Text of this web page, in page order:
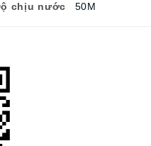
chịu nước 50M